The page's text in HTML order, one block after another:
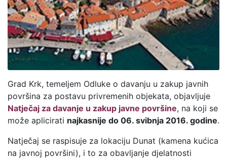
Grad Krk, temeljem Odluke o davanju u zakup javnih
površina za postavu privremenih objekata, objavljuje
Natječaj za davanje u zakup javne površine, na koji se
može aplicirati najkasnije do 06. svibnja 2016. godine.
Natječaj se raspisuje za lokaciju Dunat (kamena kućica
na javnoj površini), i to za obavljanje djelatnosti